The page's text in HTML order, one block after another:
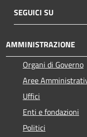
SEGUICI SU
AMMINISTRAZIONE
Organi di Governo
Aree
Uffici
Enti e fondazioni
Politici